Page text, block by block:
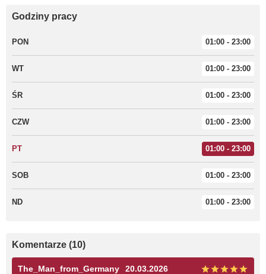
Godziny pracy
PON 01:00 - 23:00
WT 01:00 - 23:00
ŚR 01:00 - 23:00
CZW 01:00 - 23:00
PT 01:00 - 23:00
SOB 01:00 - 23:00
ND 01:00 - 23:00
Komentarze (10)
The_Man_from_Germany 20.03.2026